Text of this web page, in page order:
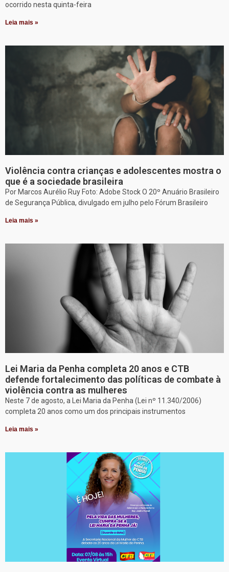
ocorrido nesta quinta-feira
Leia mais »
Violência contra crianças e adolescentes mostra o
que é a sociedade brasileira
Por Marcos Aurélio Ruy Foto: Adobe Stock O 20º Anuário Brasileiro
de Segurança Pública, divulgado em julho pelo Fórum Brasileiro
Leia mais »
Lei Maria da Penha completa 20 anos e CTB
defende fortalecimento das políticas de combate à
violência contra as mulheres
Neste 7 de agosto, a Lei Maria da Penha (Lei nº 11.340/2006)
completa 20 anos como um dos principais instrumentos
Leia mais »